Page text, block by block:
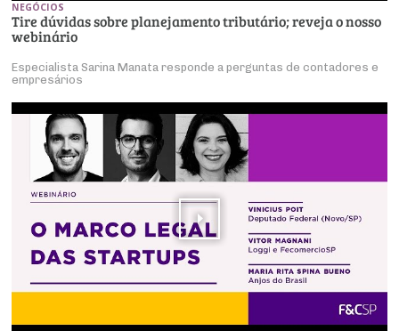
NEGÓCIOS
Tire dúvidas sobre planejamento tributário; reveja o nosso
webinário
Especialista Sarina Manata responde a perguntas de contadores e
empresários